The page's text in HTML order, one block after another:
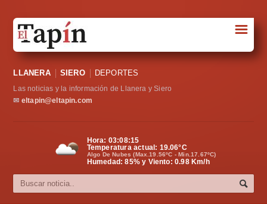
Sociedad
Política
Cultura
☰
LLANERA SIERO DEPORTES
Las noticias y la información de Llanera y Siero
✉ eltapin@eltapin.com
Hora: 03:08:15
Temperatura actual: 19.06°C
Algo De Nubes (Max.19.56ºC - Min.17.67ºC)
Humedad: 85% y Viento: 0.98 Km/h